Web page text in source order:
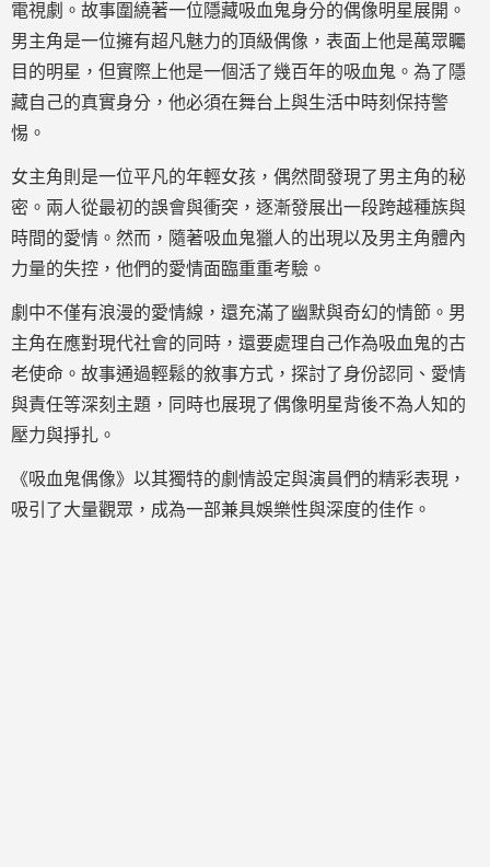
電視劇。故事圍繞著一位隱藏吸血鬼身分的偶像明星展開。
男主角是一位擁有超凡魅力的頂級偶像，表面上他是萬眾矚
目的明星，但實際上他是一個活了幾百年的吸血鬼。為了隱
藏自己的真實身分，他必須在舞台上與生活中時刻保持警
惕。
女主角則是一位平凡的年輕女孩，偶然間發現了男主角的秘
密。兩人從最初的誤會與衝突，逐漸發展出一段跨越種族與
時間的愛情。然而，隨著吸血鬼獵人的出現以及男主角體內
力量的失控，他們的愛情面臨重重考驗。
劇中不僅有浪漫的愛情線，還充滿了幽默與奇幻的情節。男
主角在應對現代社會的同時，還要處理自己作為吸血鬼的古
老使命。故事通過輕鬆的敘事方式，探討了身份認同、愛情
與責任等深刻主題，同時也展現了偶像明星背後不為人知的
壓力與掙扎。
《吸血鬼偶像》以其獨特的劇情設定與演員們的精彩表現，
吸引了大量觀眾，成為一部兼具娛樂性與深度的佳作。